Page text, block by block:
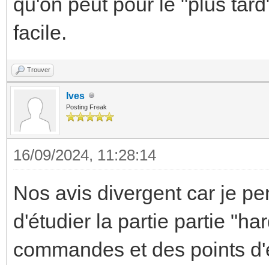
facile.
Trouver
Ives
Posting Freak
16/09/2024, 11:28:14
Nos avis divergent car je
d'étudier la partie partie
commandes et des points